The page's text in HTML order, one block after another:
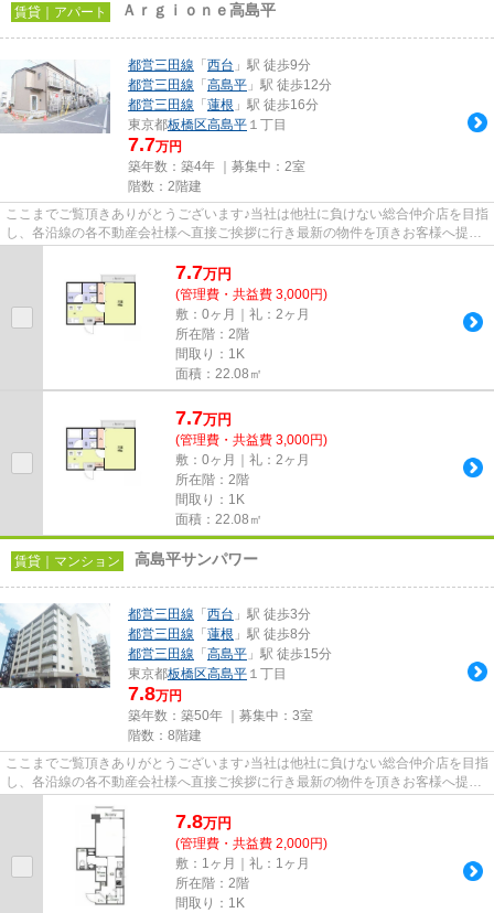
賃貸｜アパート Ａｒｇｉｏｎｅ高島平
都営三田線 「 西台 」駅 徒歩9分
都営三田線 「 高島平 」駅 徒歩12分
都営三田線 「 蓮根 」駅 徒歩16分
東京都板橋区高島平 １丁目
7.7万円
築年数：築4年 ｜募集中： 2室
階数：2階建
ここまでご覧頂きありがとうございます♪当社は他社に負けない総合仲介店を目指
し、各沿線の各不動産会社様へ直接ご挨拶に行き最新の物件を頂きお客様へ提供
7.7万円
(管理費・共益費 3,000円)
敷：0ヶ月｜礼：2ヶ月
所在階：2階
間取り：1K
面積：22.08㎡
7.7万円
(管理費・共益費 3,000円)
敷：0ヶ月｜礼：2ヶ月
所在階：2階
間取り：1K
面積：22.08㎡
賃貸｜マンション 高島平サンパワー
都営三田線 「 西台 」駅 徒歩3分
都営三田線 「 蓮根 」駅 徒歩8分
都営三田線 「 高島平 」駅 徒歩15分
東京都板橋区高島平 １丁目
7.8万円
築年数：築50年 ｜募集中： 3室
階数：8階建
ここまでご覧頂きありがとうございます♪当社は他社に負けない総合仲介店を目指
し、各沿線の各不動産会社様へ直接ご挨拶に行き最新の物件を頂きお客様へ提供
7.8万円
(管理費・共益費 2,000円)
敷：1ヶ月｜礼：1ヶ月
所在階：2階
間取り：1K